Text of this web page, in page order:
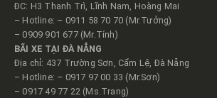
ĐC: H3 Thanh Trì, Lĩnh Nam, Hoàng Mai
– Hotline: – 0911 58 70 70 (Mr.Tưởng)
– 0909 901 677 (Mr.Tính)
BÃI XE TẠI ĐÀ NẴNG
Địa chỉ: 437 Trường Sơn, Cẩm Lệ, Đà Nẵng
– Hotline: – 0917 97 00 33 (Mr.Sơn)
– 0917 49 77 22 (Ms.Trang)